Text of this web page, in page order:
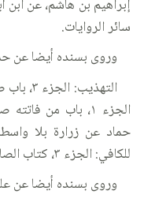
إبراهيم بن هاشم، عن
سائر الروايات.
وروى بسنده أيضا عن
حماد عن زرارة بلا
للكافي: الجزء ٣، كتاب الصلاة ٤، باب صلاة الكسوف ٩٠، الحديث ٦.
وروى بسنده أيضا عن